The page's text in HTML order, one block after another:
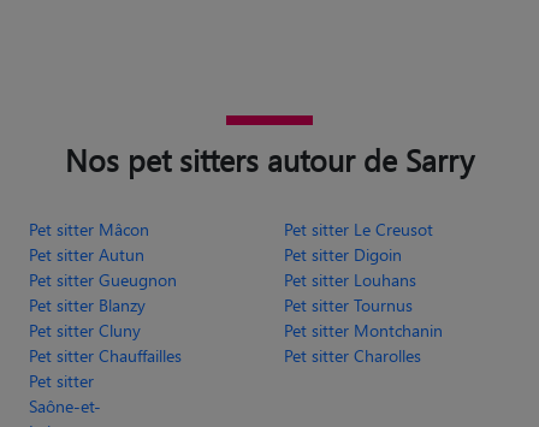
Nos pet sitters autour de Sarry
Pet sitter Mâcon
Pet sitter Le Creusot
Pet sitter Autun
Pet sitter Digoin
Pet sitter Gueugnon
Pet sitter Louhans
Pet sitter Blanzy
Pet sitter Tournus
Pet sitter Cluny
Pet sitter Montchanin
Pet sitter Chauffailles
Pet sitter Charolles
Pet sitter
Saône-et-